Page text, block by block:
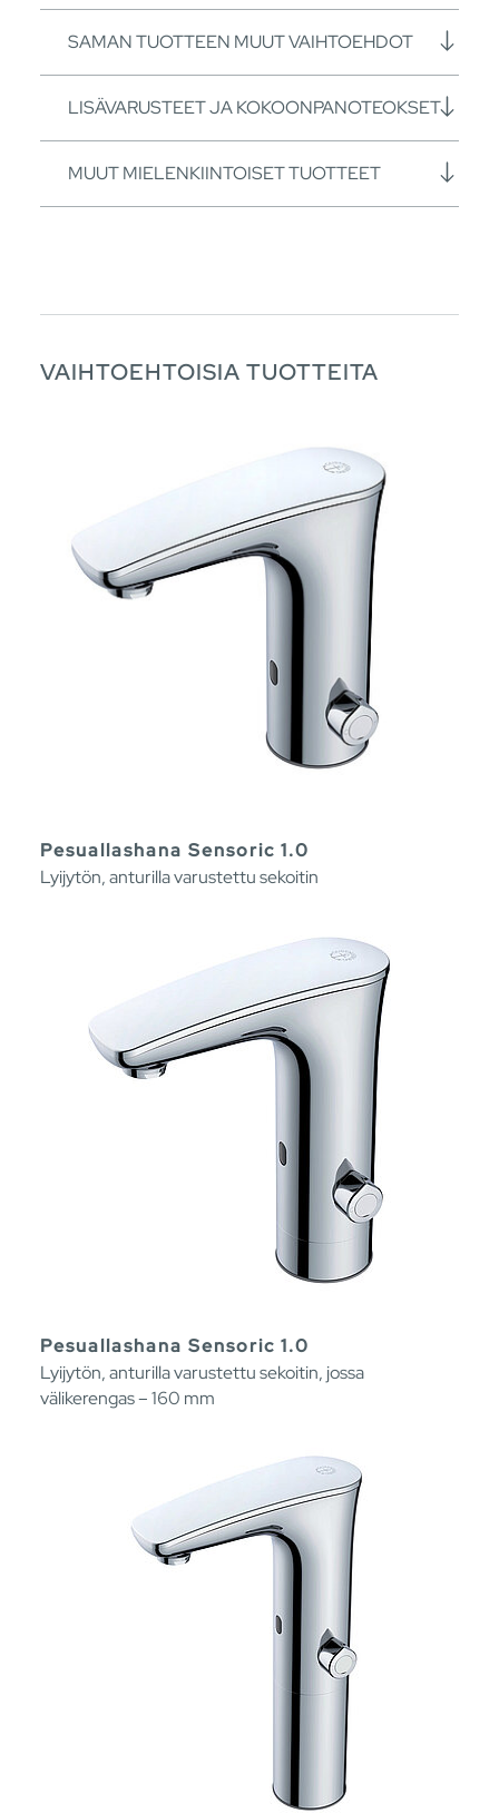
SAMAN TUOTTEEN MUUT VAIHTOEHDOT
LISÄVARUSTEET JA KOKOONPANOTEOKSET
MUUT MIELENKIINTOISET TUOTTEET
VAIHTOEHTOISIA TUOTTEITA
Pesuallashana Sensoric 1.0
Lyijytön, anturilla varustettu sekoitin
Pesuallashana Sensoric 1.0
Lyijytön, anturilla varustettu sekoitin, jossa
välikerengas – 160 mm